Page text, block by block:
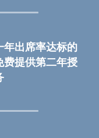
年出席率达标的
费提供第二年授